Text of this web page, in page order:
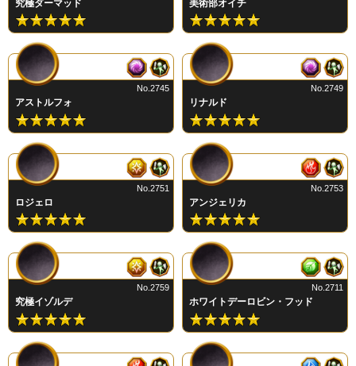
究極ダーマッド 美術部オイチ
アストルフォ
No.2745
リナルド
No.2749
ロジェロ
No.2751
アンジェリカ
No.2753
究極イゾルデ
No.2759
ホワイトデーロビン・フッド
No.2711